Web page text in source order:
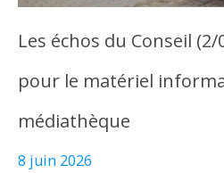
Les échos du Conseil
pour le matériel
médiathèque
8 juin 2026